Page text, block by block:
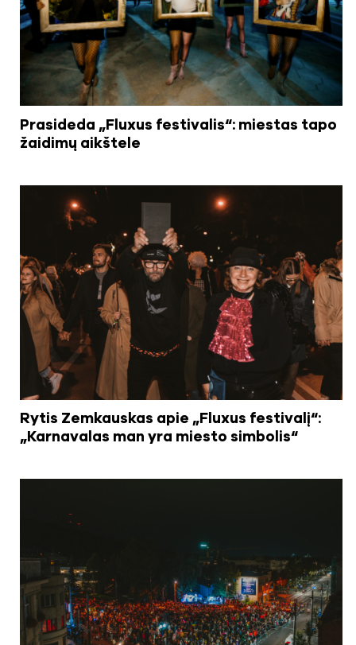
Prasideda „Fluxus festivalis“: miestas tapo
žaidimų aikštele
Rytis Zemkauskas apie „Fluxus festivalį“:
„Karnavalas man yra miesto simbolis“